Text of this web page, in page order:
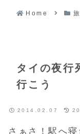
Home
タイの夜行
行こう
2014.02.07
さぁさ！駅へ